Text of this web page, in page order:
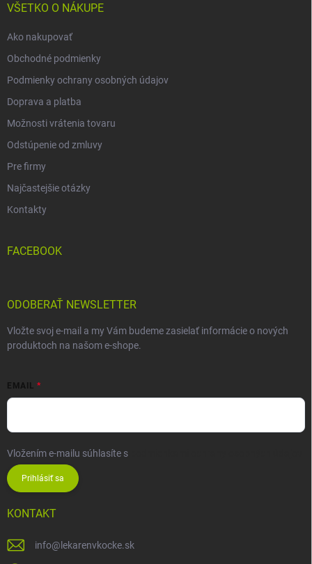
VŠETKO O NÁKUPE
Ako nakupovať
Obchodné podmienky
Podmienky ochrany osobných údajov
Doprava a platba
Možnosti vrátenia tovaru
Odstúpenie od zmluvy
Pre firmy
Najčastejšie otázky
Kontakty
FACEBOOK
ODOBERAŤ NEWSLETTER
Vložte svoj e-mail a my Vám budeme zasielať informácie o nových
produktoch na našom e-shope.
EMAIL
Vložením e-mailu súhlasíte s
Prihlásiť sa
KONTAKT
info@ lekarenvkocke.sk